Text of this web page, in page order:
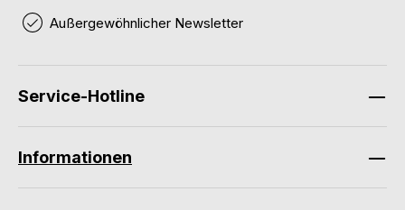
Außergewöhnlicher Newsletter
Service-Hotline
Informationen